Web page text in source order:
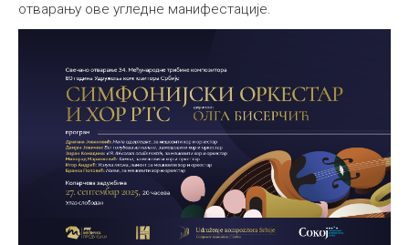
отварању ове угледне манифестације.